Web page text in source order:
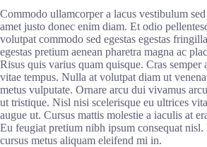
Commodo ullamcorper a lacus vestibulum
amet justo donec enim diam. Et odio
volutpat commodo sed egestas egestas
egestas pretium aenean pharetra magna ac
Risus quis varius quam quisque. Cras semper
vitae tempus. Nulla at volutpat diam ut
metus vulputate. Ornare arcu dui vivamus
ut tristique. Nisl nisi scelerisque eu ultrices
augue ut. Cursus mattis molestie a iaculis at
Eu feugiat pretium nibh ipsum consequat
cursus metus aliquam eleifend mi in.